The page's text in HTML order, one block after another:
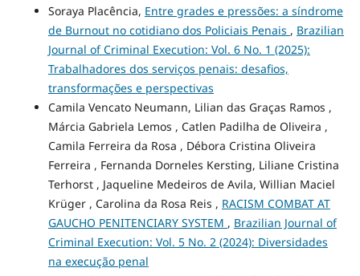
Soraya Placência, Entre grades e pressões: a síndrome
de Burnout no cotidiano dos Policiais Penais , Brazilian
Journal of Criminal Execution: Vol. 6 No. 1 (2025):
Trabalhadores dos serviços penais: desafios,
transformações e perspectivas
Camila Vencato Neumann, Lilian das Graças Ramos ,
Márcia Gabriela Lemos , Catlen Padilha de Oliveira ,
Camila Ferreira da Rosa , Débora Cristina Oliveira
Ferreira , Fernanda Dorneles Kersting, Liliane Cristina
Terhorst , Jaqueline Medeiros de Avila, Willian Maciel
Krüger , Carolina da Rosa Reis , RACISM COMBAT AT
GAUCHO PENITENCIARY SYSTEM , Brazilian Journal of
Criminal Execution: Vol. 5 No. 2 (2024): Diversidades
na execução penal